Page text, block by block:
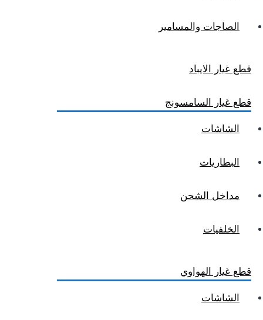
الصاجات والمسامير
قطع غيار الايباد
قطع غيار السامسونج
الشاشات
البطاريات
مداخل الشحن
الخلفيات
قطع غيار الهواوي
الشاشات